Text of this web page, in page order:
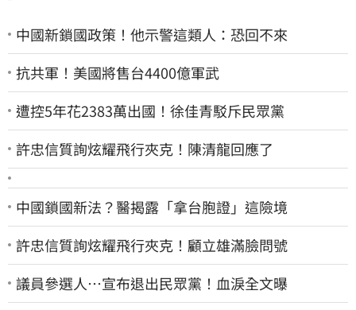
中國新鎖國政策！他示警這類人：恐回不來
抗共軍！美國將售台4400億軍武
遭控5年花2383萬出國！徐佳青駁斥民眾黨
許忠信質詢炫耀飛行夾克！陳清龍回應了
中國鎖國新法？醫揭露「拿台胞證」這險境
許忠信質詢炫耀飛行夾克！顧立雄滿臉問號
議員參選人…宣布退出民眾黨！血淚全文曝